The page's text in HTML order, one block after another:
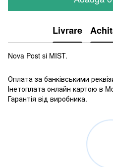
Livrare
Nova Post si MIST.
Оплата за банківськими
Інетоплата онлайн картою в
Гарантія від виробника.